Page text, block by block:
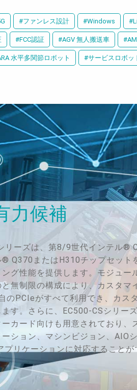
#ファンレス設計 #Windows
#FCC認証 #AGV 無人搬送車
水平多関節ロボット #サービスロボッ
力候補
リーズは、第8/9世代インテル®
® Q370またはH310チップセット
グ性能を提供します。モジュー
無制限の構成により、カスタマ
のPCIeがすべて利用でき、カス
す。さらに、EC500-CSシリー
カード向けも用意されており、
ション、マシンビジョン、AIO
リケーションに対応することが